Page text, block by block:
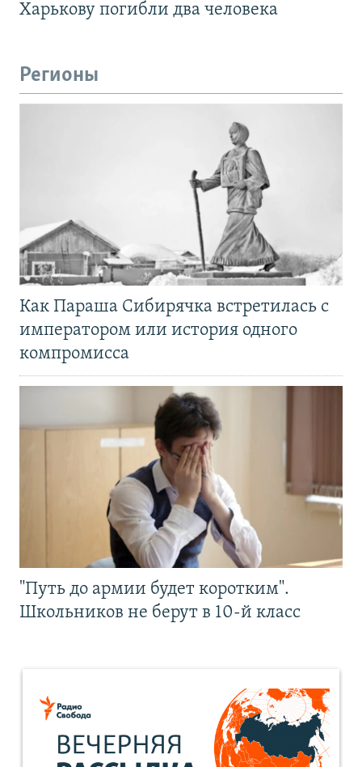
Харькову погибли два человека
Регионы
Как Параша Сибирячка встретилась с
императором или история одного
компромисса
"Путь до армии будет коротким".
Школьников не берут в 10-й класс